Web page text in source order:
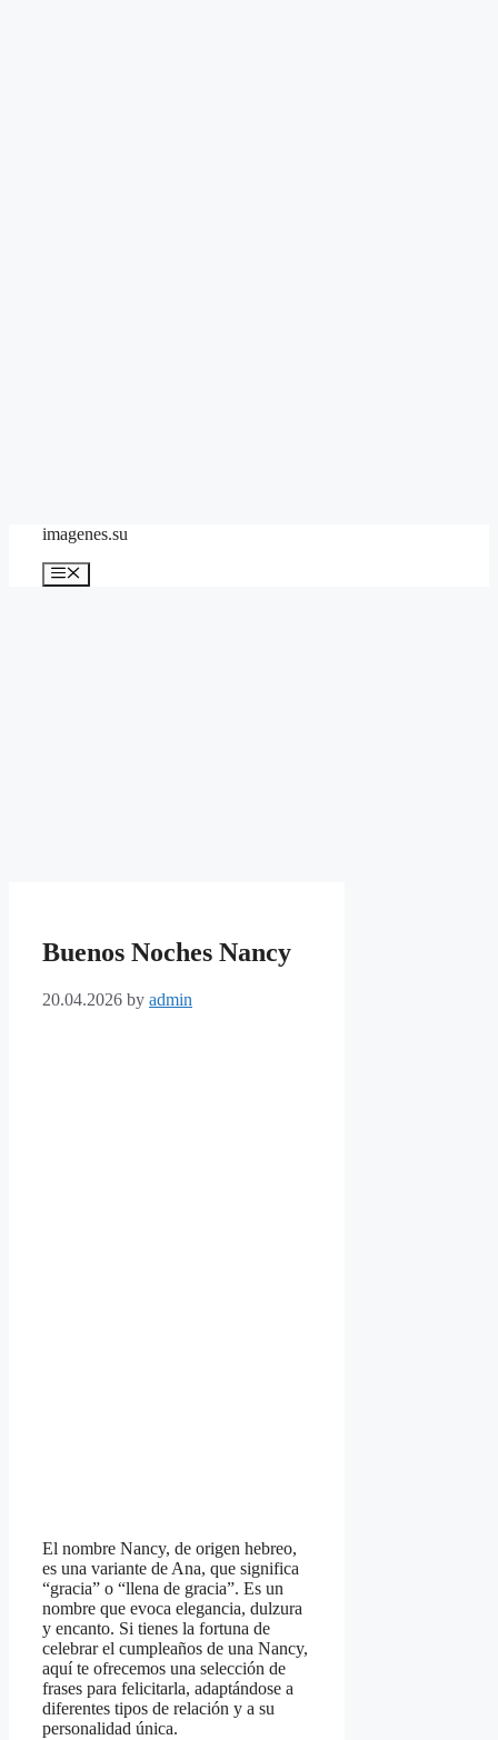
imagenes.su
Menu
Buenos Noches Nancy
20.04.2026 by admin
El nombre Nancy, de origen hebreo,
es una variante de Ana, que significa
“gracia” o “llena de gracia”. Es un
nombre que evoca elegancia, dulzura
y encanto. Si tienes la fortuna de
celebrar el cumpleaños de una Nancy,
aquí te ofrecemos una selección de
frases para felicitarla, adaptándose a
diferentes tipos de relación y a su
personalidad única.